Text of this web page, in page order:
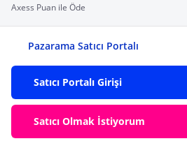
Axess Puan ile Öde
Pazarama Satıcı Portalı
Satıcı Portalı Girişi
Satıcı Olmak İstiyorum